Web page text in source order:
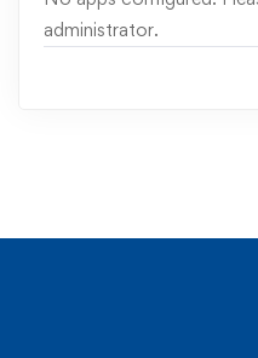
administrator.